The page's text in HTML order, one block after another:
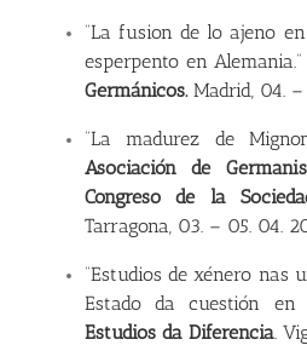
“La fusion de lo ajeno
esperpento en Alemania.”
Germánicos. Madrid, 04. –
“La madurez de
Asociación de
Congreso de la
Tarragona, 03. – 05. 04.
“Estudios de xénero nas
Estado da cuestión en
Estudios da Diferencia .